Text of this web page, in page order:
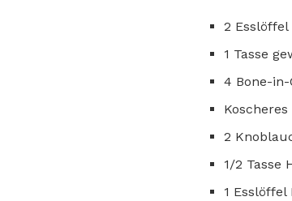
2
1 Tasse
4 Bone-
2
1/2 Tasse
1 Esslöffel